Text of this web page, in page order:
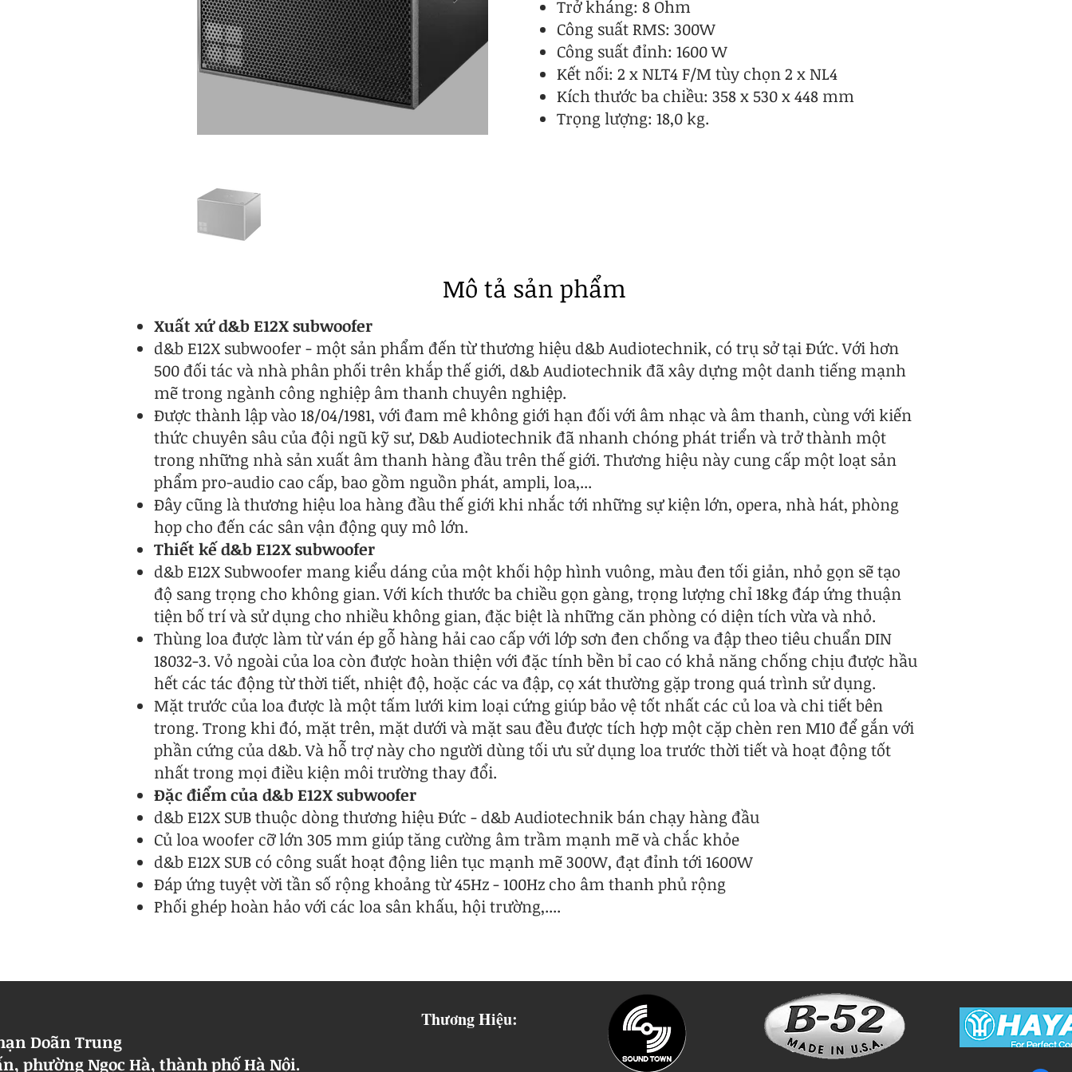
Trở kháng: 8 Ohm
Công suất RMS: 300W
Công suất đỉnh: 1600 W
Kết nối: 2 x NLT4 F/M tùy chọn 2 x NL4
Kích thước ba chiều: 358 x 530 x 448 mm
Trọng lượng: 18,0 kg.
Mô tả sản phẩm
Xuất xứ d&b E12X subwoofer
d&b E12X subwoofer - một sản phẩm đến từ thương hiệu d&b Audiotechnik, có trụ sở tại Đức. Với hơn
500 đối tác và nhà phân phối trên khắp thế giới, d&b Audiotechnik đã xây dựng một danh tiếng mạnh
mẽ trong ngành công nghiệp âm thanh chuyên nghiệp.
Được thành lập vào 18/04/1981, với đam mê không giới hạn đối với âm nhạc và âm thanh, cùng với kiến
thức chuyên sâu của đội ngũ kỹ sư, D&b Audiotechnik đã nhanh chóng phát triển và trở thành một
trong những nhà sản xuất âm thanh hàng đầu trên thế giới. Thương hiệu này cung cấp một loạt sản
phẩm pro-audio cao cấp, bao gồm nguồn phát, ampli, loa,...
Đây cũng là thương hiệu loa hàng đầu thế giới khi nhắc tới những sự kiện lớn, opera, nhà hát, phòng
họp cho đến các sân vận động quy mô lớn.
Thiết kế d&b E12X subwoofer
d&b E12X Subwoofer mang kiểu dáng của một khối hộp hình vuông, màu đen tối giản, nhỏ gọn sẽ tạo
độ sang trọng cho không gian. Với kích thước ba chiều gọn gàng, trọng lượng chỉ 18kg đáp ứng thuận
tiện bố trí và sử dụng cho nhiều không gian, đặc biệt là những căn phòng có diện tích vừa và nhỏ.
Thùng loa được làm từ ván ép gỗ hàng hải cao cấp với lớp sơn đen chống va đập theo tiêu chuẩn DIN
18032-3. Vỏ ngoài của loa còn được hoàn thiện với đặc tính bền bỉ cao có khả năng chống chịu được hầu
hết các tác động từ thời tiết, nhiệt độ, hoặc các va đập, cọ xát thường gặp trong quá trình sử dụng.
Mặt trước của loa được là một tấm lưới kim loại cứng giúp bảo vệ tốt nhất các củ loa và chi tiết bên
trong. Trong khi đó, mặt trên, mặt dưới và mặt sau đều được tích hợp một cặp chèn ren M10 để gắn với
phần cứng của d&b. Và hỗ trợ này cho người dùng tối ưu sử dụng loa trước thời tiết và hoạt động tốt
nhất trong mọi điều kiện môi trường thay đổi.
Đặc điểm của d&b E12X subwoofer
d&b E12X SUB thuộc dòng thương hiệu Đức - d&b Audiotechnik bán chạy hàng đầu
Củ loa woofer cỡ lớn 305 mm giúp tăng cường âm trầm mạnh mẽ và chắc khỏe
d&b E12X SUB có công suất hoạt động liên tục mạnh mẽ 300W, đạt đỉnh tới 1600W
Đáp ứng tuyệt vời tần số rộng khoảng từ 45Hz - 100Hz cho âm thanh phủ rộng
Phối ghép hoàn hảo với các loa sân khấu, hội trường,....
Doãn Trung
phường Ngọc Hà, thành phố Hà Nội.
Thương Hiệu: